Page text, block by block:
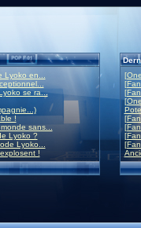
en...
se ra...
!
sans...
Lyoko ?
Lyoko...
!